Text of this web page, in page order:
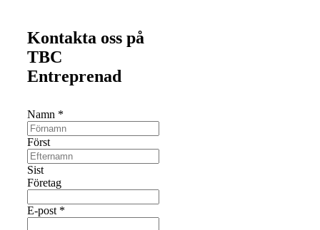
Kontakta oss på
TBC
Entreprenad
Namn *
Först
Sist
Företag
E-post *